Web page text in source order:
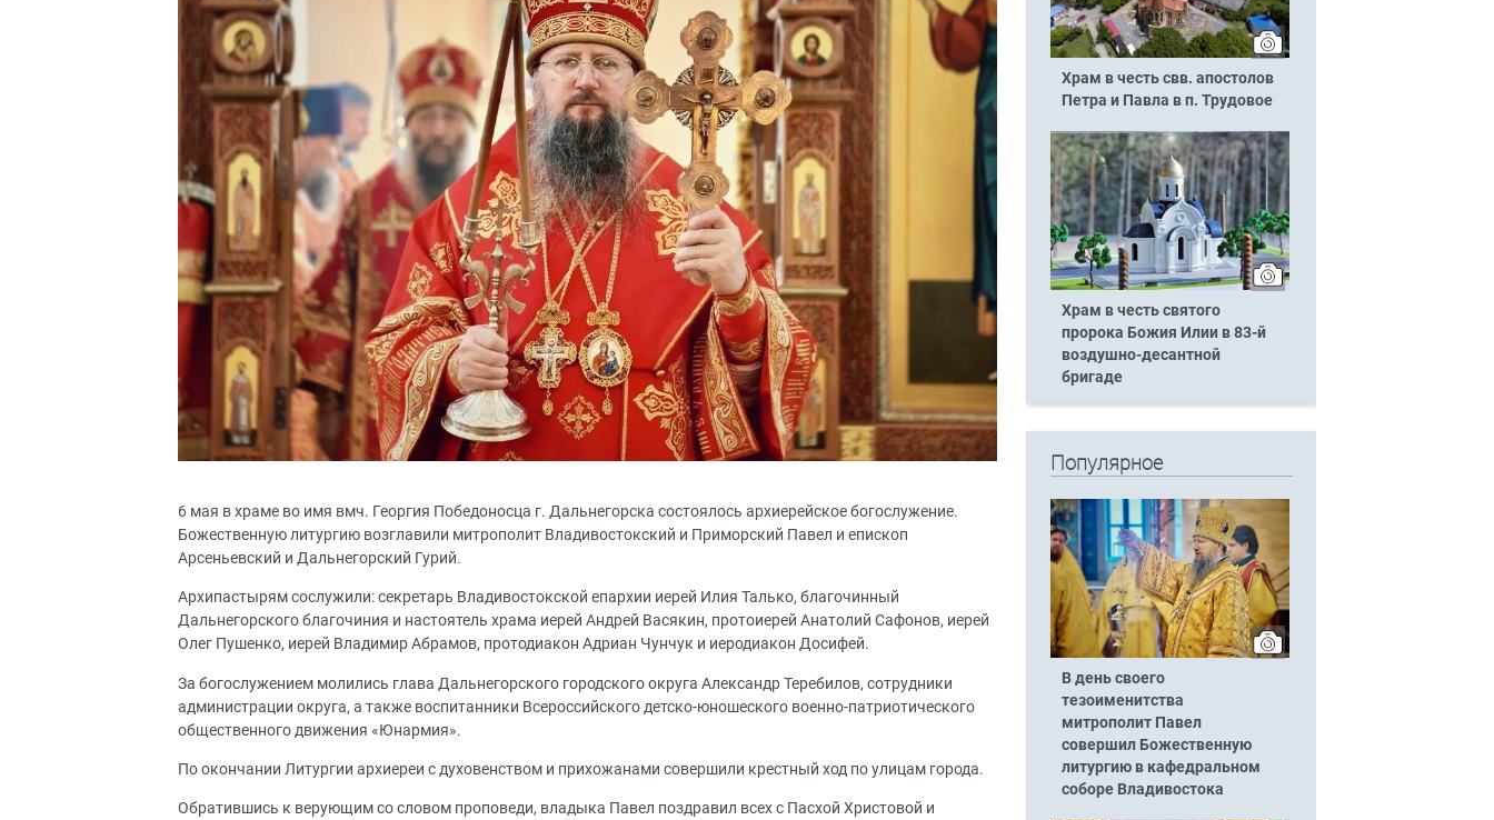
6 мая в храме во имя вмч. Георгия Победоносца г. Дальнегорска состоялось архиерейское богослужение.
Божественную литургию возглавили митрополит Владивостокский и Приморский Павел и епископ
Арсеньевский и Дальнегорский Гурий.
Архипастырям сослужили: секретарь Владивостокской епархии иерей Илия Талько, благочинный
Дальнегорского благочиния и настоятель храма иерей Андрей Васякин, протоиерей Анатолий Сафонов, иерей
Олег Пушенко, иерей Владимир Абрамов, протодиакон Адриан Чунчук и иеродиакон Досифей.
За богослужением молились глава Дальнегорского городского округа Александр Теребилов, сотрудники
администрации округа, а также воспитанники Всероссийского детско-юношеского военно-патриотического
общественного движения «Юнармия».
По окончании Литургии архиереи с духовенством и прихожанами совершили крестный ход по улицам города.
Обратившись к верующим со словом проповеди, владыка Павел поздравил всех с Пасхой Христовой и
Храм в честь свв. апостолов
Петра и Павла в п. Трудовое
Храм в честь святого
пророка Божия Илии в 83-й
воздушно-десантной
бригаде
Популярное
В день своего
тезоименитства
митрополит Павел
совершил Божественную
литургию в кафедральном
соборе Владивостока